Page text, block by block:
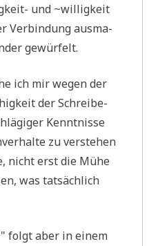
und ~wil­lig­keit
Ver­bin­dung aus­ma­
gewürfelt.
ich mir wegen der
der Schrei­be­
Kennt­nis­se
zu ver­ste­hen
nicht erst die Mühe
was tat­säch­lich
folgt aber in einem